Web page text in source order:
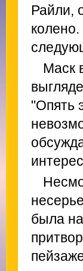
Райли,
Маск
"Опять
была